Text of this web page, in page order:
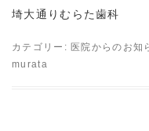
埼大通りむらた歯科
カテゴリー: 医院からのお知
murata